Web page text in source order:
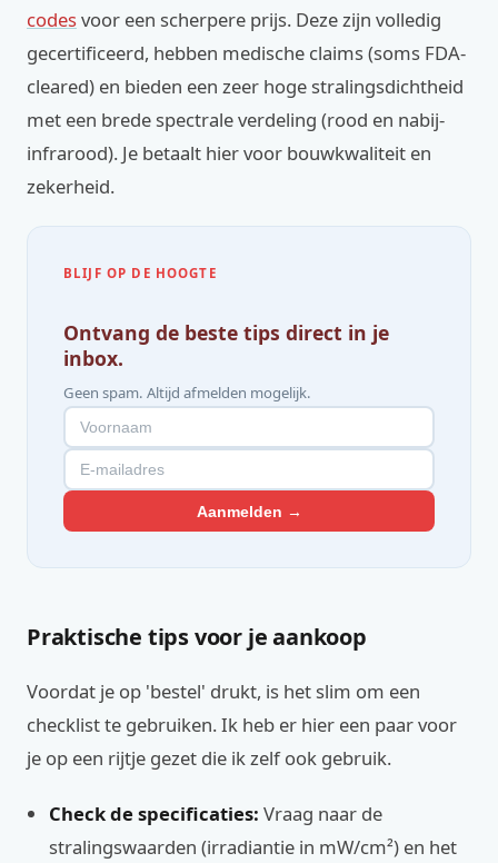
codesvoor een scherpere prijs. Deze zijn volledig
gecertificeerd, hebben medische claims (soms FDA-
cleared) en bieden een zeer hoge stralingsdichtheid
met een brede spectrale verdeling (rood en nabij-
infrarood). Je betaalt hier voor bouwkwaliteit en
zekerheid.
BLIJF OP DE HOOGTE
Ontvang de beste tips direct in je
inbox.
Geen spam. Altijd afmelden mogelijk.
Aanmelden →
Praktische tips voor je aankoop
Voordat je op 'bestel' drukt, is het slim om een
checklist te gebruiken. Ik heb er hier een paar voor
je op een rijtje gezet die ik zelf ook gebruik.
Check de specificaties: Vraag naar de
stralingswaarden (irradiantie in mW/cm²) en het